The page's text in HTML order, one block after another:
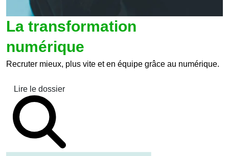
La transformation
numérique
Recruter mieux, plus vite et en équipe grâce au numérique.
Lire le dossier